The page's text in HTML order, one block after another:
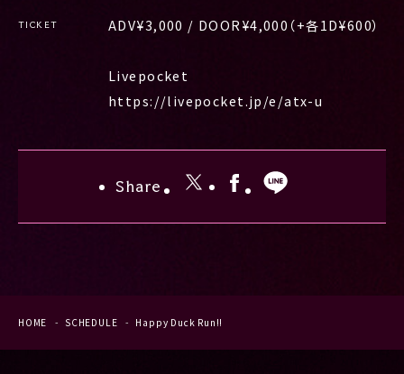
TICKET ADV¥3,000 / DOOR¥4,000（+各1D¥600）
Livepocket
https://livepocket.jp/e/atx-u
Share
HOME SCHEDULE Happy Duck Run!!